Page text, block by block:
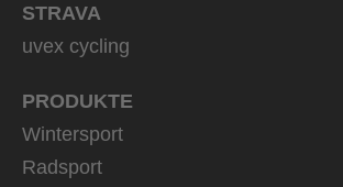
STRAVA
uvex cycling
PRODUKTE
Wintersport
Radsport